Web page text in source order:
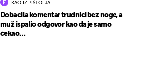
KAO IZ PIŠTOLJA
Dobacila komentar trudnici bez noge, a
muž ispalio odgovor kao da je samo
čekao…